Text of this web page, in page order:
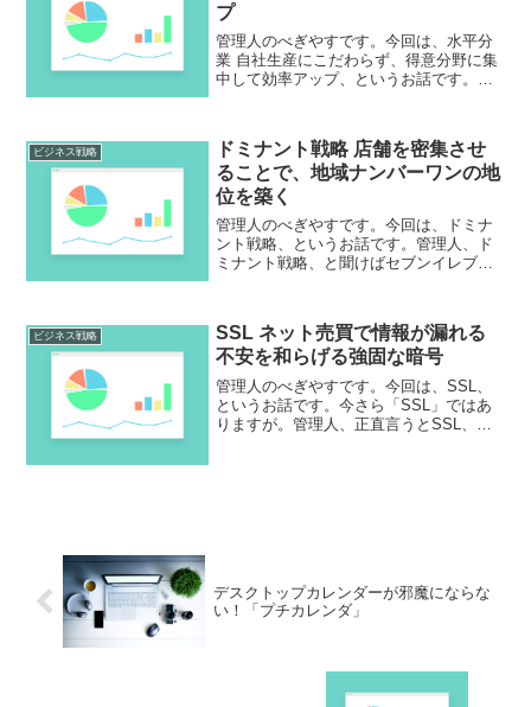
プ
管理人のべぎやすです。今回は、水平分
業 自社生産にこだわらず、得意分野に集
中して効率アップ、というお話です。管
ど、もう自社だけでなんとかする時代じ
ゃない、ということなんです...
ビジネス戦略
ドミナント戦略 店舗を密集させ
ることで、地域ナンバーワンの地
位を築く
管理人のべぎやすです。今回は、ドミナ
ント戦略、というお話です。管理人、ド
ミナント戦略、と聞けばセブンイレブン
中的に店舗を出していくという手法。巨
大スーパーとは真逆の戦略...
ビジネス戦略
SSL ネット売買で情報が漏れる
不安を和らげる強固な暗号
管理人のべぎやすです。今回は、SSL、
というお話です。今さら「SSL」ではあ
りますが。管理人、正直言うとSSL、使
デスクトップカレンダーが邪魔にならな
い！「プチカレンダ」